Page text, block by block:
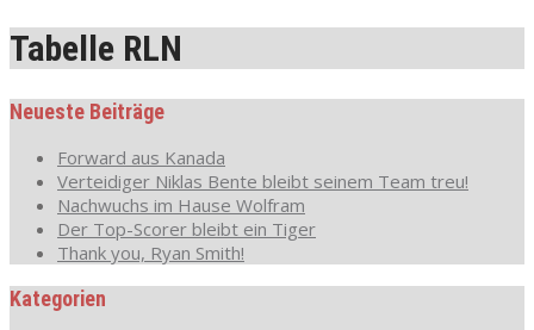
Tabelle RLN
Neueste Beiträge
Forward aus Kanada
Verteidiger Niklas Bente bleibt seinem Team treu!
Nachwuchs im Hause Wolfram
Der Top-Scorer bleibt ein Tiger
Thank you, Ryan Smith!
Kategorien